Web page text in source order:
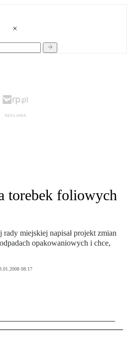
torebek foliowych
miejskiej napisał projekt zmian
opakowaniowych i chce,
08:17